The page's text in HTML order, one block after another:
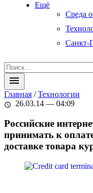
Ещё
Среда
Санкт-
menu
Главная /Технологии
schedule 26.03.14 — 04:09
Российские
принимать к
доставке товара